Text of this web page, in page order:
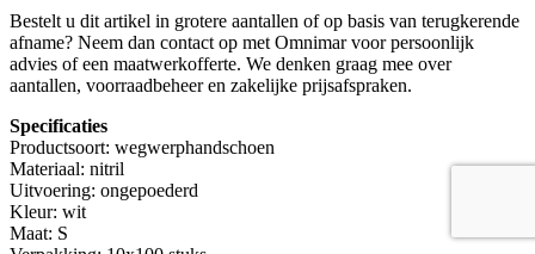
Bestelt u dit artikel in grotere aantallen of op basis van terugkerende
afname? Neem dan contact op met Omnimar voor persoonlijk
advies of een maatwerkofferte. We denken graag mee over
aantallen, voorraadbeheer en zakelijke prijsafspraken.
Specificaties
Productsoort: wegwerphandschoen
Materiaal: nitril
Uitvoering: ongepoederd
Kleur: wit
Maat: S